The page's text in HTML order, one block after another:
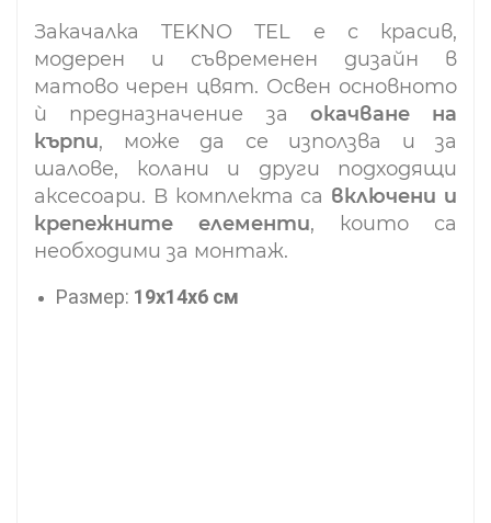
Закачалка TEKNO TEL е скрасив,
модерен и съвременен дизайн в
матово черен цвят. Освен основното
ѝ предназначение за окачване на
кърпи, може да се използва и за
шалове, колани и други подходящи
аксесоари. В комплекта са включени и
крепежните елементи, които са
необходими за монтаж.
Размер: 19х14х6 см